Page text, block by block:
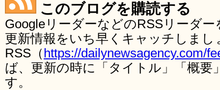
このブログを購読する
GoogleリーダーなどのRSSリーダ
更新情報をいち早くキャッチしま
RSS（ https://dailynewsagency.com/
ば、更新の時に「タイトル」「概要
す。